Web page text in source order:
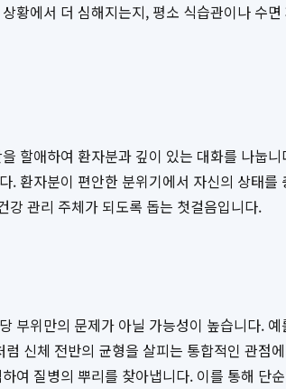
에서 더 심해지는지, 평소 식습관이나 수
할애하여 환자분과 깊이 있는 대화를 나눕
환자분이 편안한 분위기에서 자신의 상태
강 관리 주체가 되도록 돕는 첫걸음입니다.
위만의 문제가 아닐 가능성이 높습니다.
신체 전반의 균형을 살피는 통합적인 관점
질병의 뿌리를 찾아냅니다. 이를 통해 단